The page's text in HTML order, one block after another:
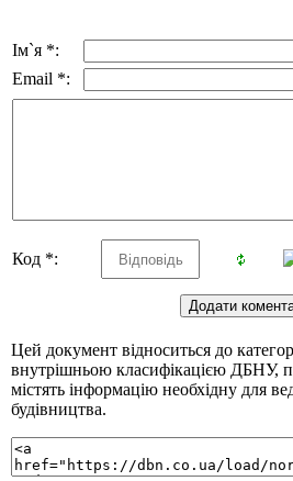
Ім`я *:
Email *:
Код *:
Цей документ відноситься до
внутрішньою класифікацією ДБНУ,
містять інформацію необхідну для
будівництва.